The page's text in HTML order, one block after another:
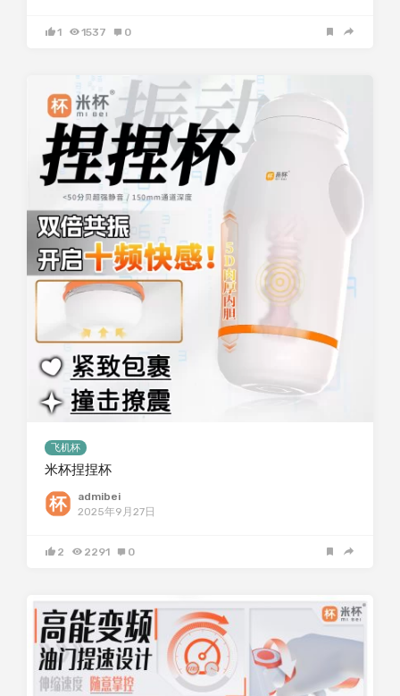
1 1537 0
飞机杯
米杯捏捏杯
admibei
2025年9月27日
2 2291 0